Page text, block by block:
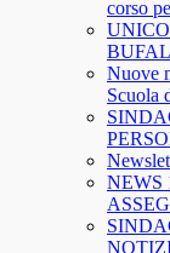
corso
Nuove
Scuola
NEWS